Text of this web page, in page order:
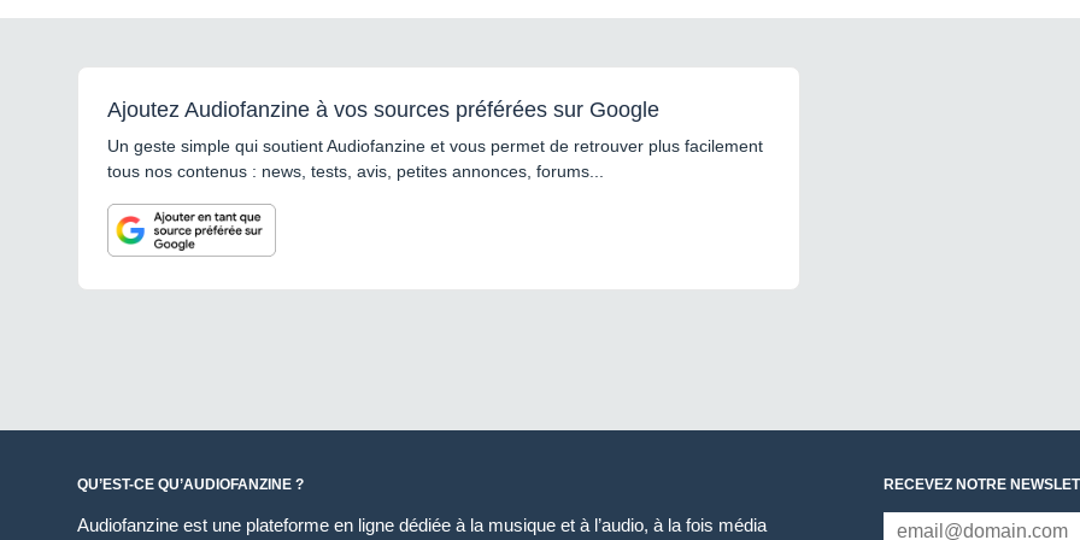
Ajoutez Audiofanzine à vos sources préférées sur Google
Un geste simple qui soutient Audiofanzine et vous permet de retrouver plus facilement
tous nos contenus : news, tests, avis, petites annonces, forums...
QU’EST-CE QU’AUDIOFANZINE ?
Audiofanzine est une plateforme en ligne dédiée à la musique et à l’audio, à la fois média
RECEVEZ NOTRE